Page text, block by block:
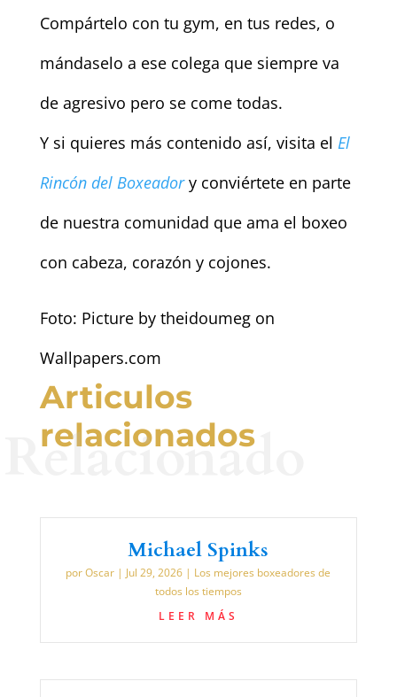
Compártelo con tu gym, en tus redes, o
mándaselo a ese colega que siempre va
de agresivo pero se come todas.
Y si quieres más contenido así, visita el El
Rincón del Boxeadory conviértete en parte
de nuestra comunidad que ama el boxeo
con cabeza, corazón y cojones.
Foto: Picture by theidoumeg on
Wallpapers.com
Articulos
relacionados
Relacionado
Michael Spinks
porOscar | Jul 29, 2026 | Los mejores boxeadores de
todos los tiempos
LEER MÁS